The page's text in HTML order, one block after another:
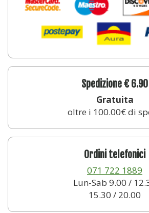
Spedizione € 6.90
Gratuita
oltre i 100.00€ di
Ordini telefonici
071 722 1889
Lun-Sab 9.00 /
15.30 / 20.00